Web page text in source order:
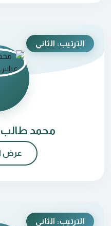
الترتيب: الثاني
محمد
عرض
الترتيب: الثاني